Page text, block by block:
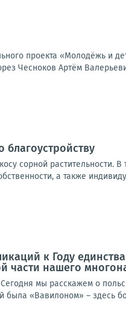
проекта «Молодёжь и
Чесноков Артём
сорной растительности.
а также
к Году
нашего
мы расскажем о
«Вавилоном» – здесь